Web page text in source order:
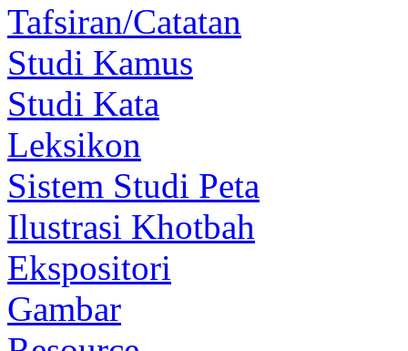
Tafsiran/Catatan
Studi Kamus
Studi Kata
Leksikon
Sistem Studi Peta
Ilustrasi Khotbah
Ekspositori
Gambar